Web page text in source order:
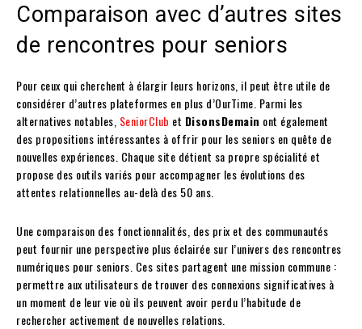
Comparaison avec d’autres sites
de rencontres pour seniors
Pour ceux qui cherchent à élargir leurs horizons, il peut être utile de
considérer d’autres plateformes en plus d’OurTime. Parmi les
alternatives notables, SeniorClub et DisonsDemain ont également
des propositions intéressantes à offrir pour les seniors en quête de
nouvelles expériences. Chaque site détient sa propre spécialité et
propose des outils variés pour accompagner les évolutions des
attentes relationnelles au-delà des 50 ans.
Une comparaison des fonctionnalités, des prix et des communautés
peut fournir une perspective plus éclairée sur l’univers des rencontres
numériques pour seniors. Ces sites partagent une mission commune :
permettre aux utilisateurs de trouver des connexions significatives à
un moment de leur vie où ils peuvent avoir perdu l’habitude de
rechercher activement de nouvelles relations.